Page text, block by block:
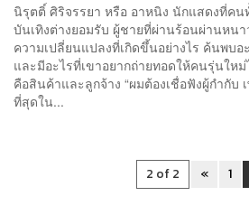
นิรุตติ์ ศิริจรรยา หรือ อาหนิง นักแสดงที่คน
บันเทิงต่างยอมรับ ผู้ชายที่ผ่านร้อนผ่านหนา
ความเปลี่ยนแปลงที่เกิดขึ้นอย่างไร ค้นพบอ
และมีอะไรที่เขาอยากถ่ายทอดให้คนรุ่นใ
คือสินค้าและลูกจ้าง “ผมต้องเชื่อฟังผู้กำกับ
ที่สุดใน...
2 of 2 « 1